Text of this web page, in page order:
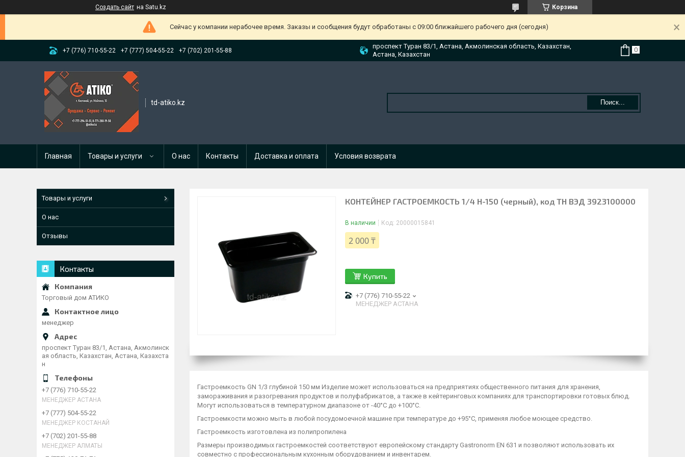
Создать сайт на Satu.kz Корзина
Сейчас у компании нерабочее время. Заказы и сообщения будут обработаны с 09:00 ближайшего рабочего дня (сегодня)
+7 (776) 710-55-22 +7 (777) 504-55-22 +7 (702) 201-55-88
проспект Туран 83/1, Астана, Акмолинская область, Казахстан,
Астана, Казахстан
td-atiko.kz Поиск...
Главная Товары и услуги О нас Контакты Доставка и оплата Условия возврата
КОНТЕЙНЕР ГАСТРОЕМКОСТЬ 1/4 H-150 (черный), код ТН ВЭД 3923100000
В наличии Код: 20000015841
2 000 ₸
Купить
+7 (776) 710-55-22
МЕНЕДЖЕР АСТАНА
Гастроемкость GN 1/3 глубиной 150 мм Изделие может использоваться на предприятиях общественного питания для хранения,
замораживания и разогревания продуктов и полуфабрикатов, а также в кейтеринговых компаниях для транспортировки готовых блюд.
Могут использоваться в температурном диапазоне от -40°С до +100°С.
Гастроемкости можно мыть в любой посудомоечной машине при температуре до +95°С, применяя любое моющее средство.
Гастроемкость изготовлена из полипропилена
Размеры производимых гастроемкостей соответствуют европейскому стандарту Gastronorm EN 631 и позволяют использовать их
совместно с профессиональным кухонным оборудованием и инвентарем.
Товары и услуги
О нас
Отзывы
Контакты
Торговый дом АТИКО
менеджер
проспект Туран 83/1, Астана, Акмолинск
ая область, Казахстан, Астана, Казахста
н
+7 (776) 710-55-22
МЕНЕДЖЕР АСТАНА
+7 (777) 504-55-22
МЕНЕДЖЕР КОСТАНАЙ
+7 (702) 201-55-88
МЕНЕДЖЕР АЛМАТЫ